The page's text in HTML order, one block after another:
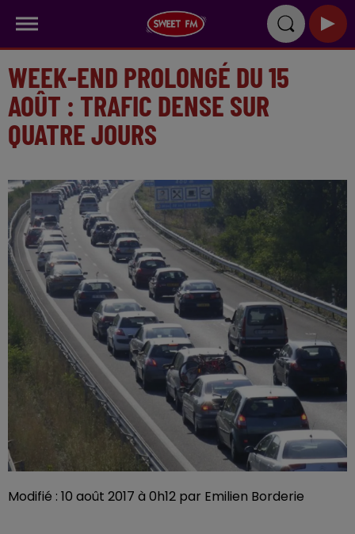
WEEK-END PROLONGÉ DU 15
AOÛT : TRAFIC DENSE SUR
QUATRE JOURS
Modifié : 10 août 2017 à 0h12 par Emilien Borderie